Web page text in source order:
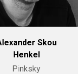
Skou
Henkel
Pinksky